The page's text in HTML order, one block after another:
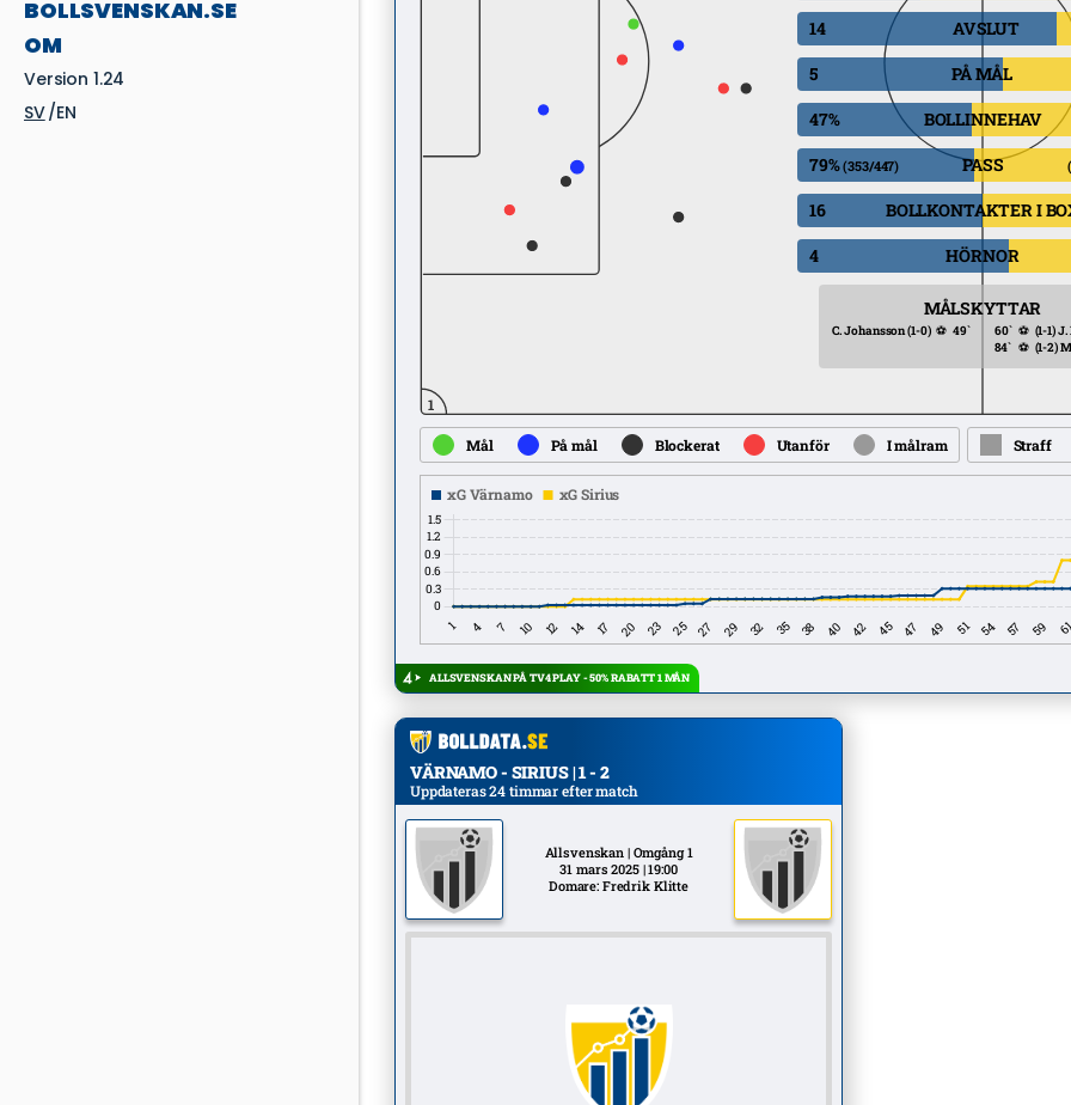
BOLLSVENSKAN.SE
OM
Version 1.24
SV EN
14
AVSLUT
5
PÅ MÅL
47%
BOLLINNEHAV
79%(353/447) PASS
16
BOLLKONTAKTER I
4
HÖRNOR
MÅLSKYTTAR
C. Johansson(1-0) ⚽ 49` 60` ⚽ (1-1)J.
84` ⚽ (1-2)
1
Mål På mål Blockerat Utanför I målram Straff
ALLSVENSKAN PÅ TV4 PLAY - 50% RABATT 1 MÅN
VÄRNAMO - SIRIUS | 1 - 2
Uppdateras 24 timmar efter match
Allsvenskan | Omgång 1
31 mars 2025 | 19:00
Domare: Fredrik Klitte